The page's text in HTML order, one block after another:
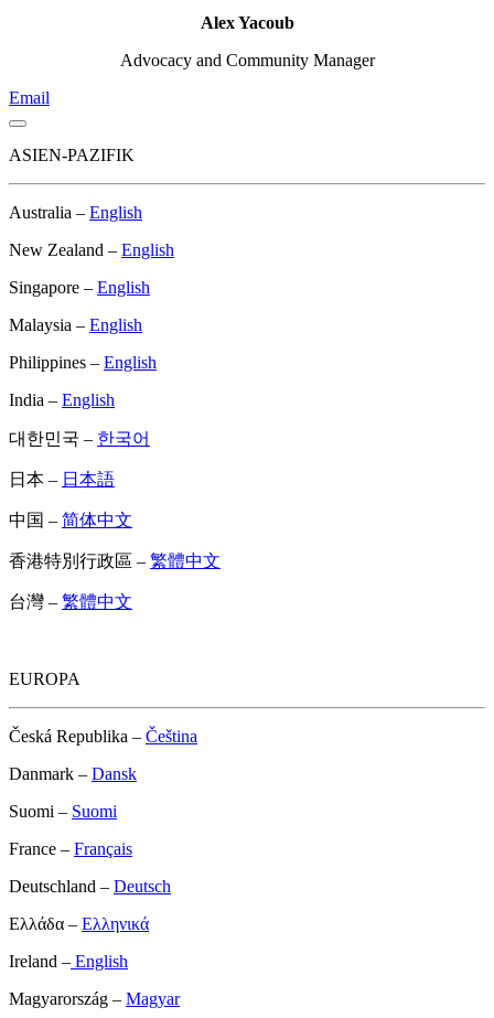
Alex Yacoub
Advocacy and Community Manager
Email
ASIEN-PAZIFIK
Australia – English
New Zealand – English
Singapore – English
Malaysia – English
Philippines – English
India – English
대한민국 – 한국어
日本 – 日本語
中国 – 简体中文
香港特別行政區 – 繁體中文
台灣 – 繁體中文
EUROPA
Česká Republika – Čeština
Danmark – Dansk
Suomi – Suomi
France – Français
Deutschland – Deutsch
Ελλάδα – Ελληνικά
Ireland – English
Magyarország – Magyar